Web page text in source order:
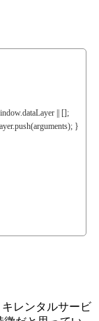
|| [];
}
レンタルサービ